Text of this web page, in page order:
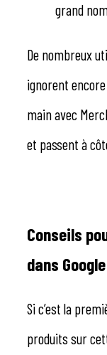
grand
De nombreux
ignorent
main avec
et passent à
Conseils
dans
Si c’est la
produits sur